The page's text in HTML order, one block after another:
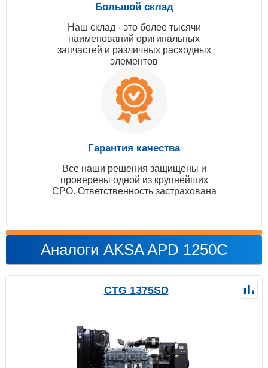
Большой склад
Наш склад - это более тысячи
наименований оригинальных
запчастей и различных расходных
элементов
Гарантия качества
Все наши решения защищены и
проверены одной из крупнейших
СРО. Ответственность застрахована
Аналоги AKSA APD 1250C
CTG 1375SD